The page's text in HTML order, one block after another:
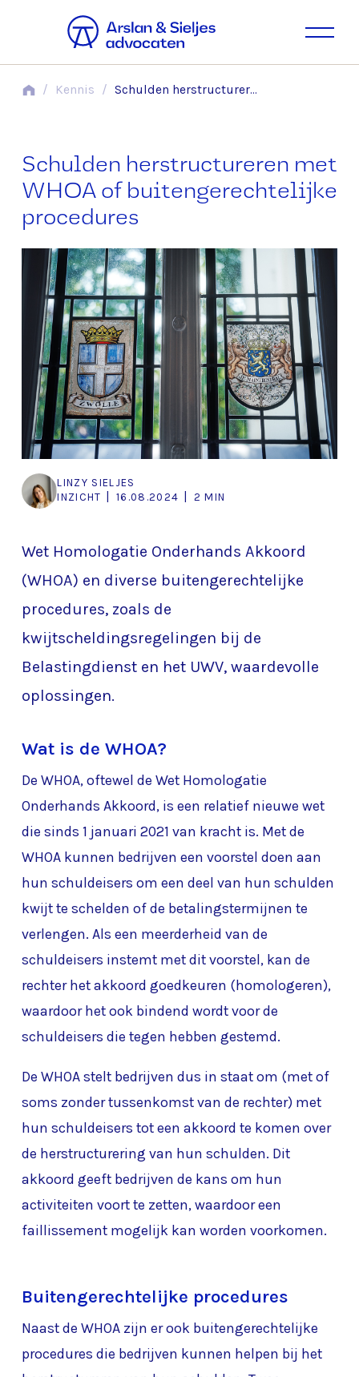
/ Kennis / Schulden herstructureren met WHOA of buitengerechtelijke procedures
Schulden herstructureren met
WHOA of buitengerechtelijke
procedures
LINZY SIELJES
INZICHT
16.08.2024 2 MIN
Wet Homologatie Onderhands Akkoord
(WHOA) en diverse buitengerechtelijke
procedures, zoals de
kwijtscheldingsregelingen bij de
Belastingdienst en het UWV, waardevolle
oplossingen.
Wat is de WHOA?
De WHOA, oftewel de Wet Homologatie
Onderhands Akkoord, is een relatief nieuwe wet
die sinds 1 januari 2021 van kracht is. Met de
WHOA kunnen bedrijven een voorstel doen aan
hun schuldeisers om een deel van hun schulden
kwijt te schelden of de betalingstermijnen te
verlengen. Als een meerderheid van de
schuldeisers instemt met dit voorstel, kan de
rechter het akkoord goedkeuren (homologeren),
waardoor het ook bindend wordt voor de
schuldeisers die tegen hebben gestemd.
De WHOA stelt bedrijven dus in staat om (met of
soms zonder tussenkomst van de rechter) met
hun schuldeisers tot een akkoord te komen over
de herstructurering van hun schulden. Dit
akkoord geeft bedrijven de kans om hun
activiteiten voort te zetten, waardoor een
faillissement mogelijk kan worden voorkomen.
Buitengerechtelijke procedures
Naast de WHOA zijn er ook buitengerechtelijke
procedures die bedrijven kunnen helpen bij het